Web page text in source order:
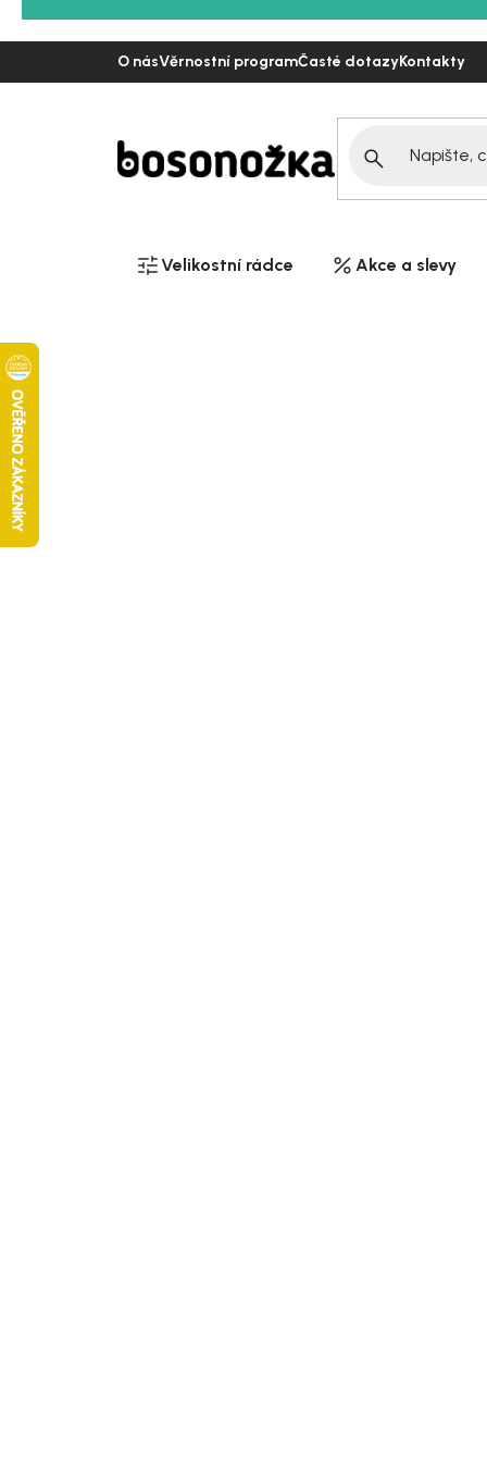
na
O násVěrnostní programČasté dotazyKontakty
Velikostní rádce Akce a slevy